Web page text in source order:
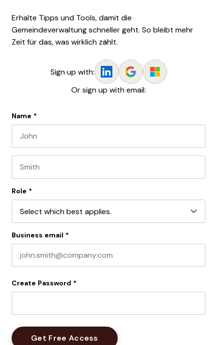
Erhalte Tipps und Tools, damit die
Gemeindeverwaltung schneller geht. So bleibt mehr
Zeit für das, was wirklich zählt.
Sign up with:
Or sign up with email:
Name *
Role *
Business email *
Create Password *